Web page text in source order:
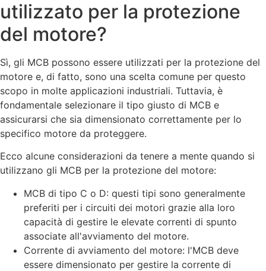
utilizzato per la protezione
del motore?
Sì, gli MCB possono essere utilizzati per la protezione del
motore e, di fatto, sono una scelta comune per questo
scopo in molte applicazioni industriali. Tuttavia, è
fondamentale selezionare il tipo giusto di MCB e
assicurarsi che sia dimensionato correttamente per lo
specifico motore da proteggere.
Ecco alcune considerazioni da tenere a mente quando si
utilizzano gli MCB per la protezione del motore:
MCB di tipo C o D: questi tipi sono generalmente
preferiti per i circuiti dei motori grazie alla loro
capacità di gestire le elevate correnti di spunto
associate all'avviamento del motore.
Corrente di avviamento del motore: l'MCB deve
essere dimensionato per gestire la corrente di